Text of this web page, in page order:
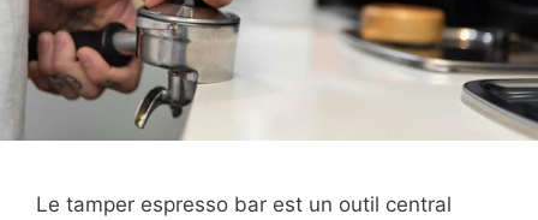
Le tamper espresso bar est un outil central